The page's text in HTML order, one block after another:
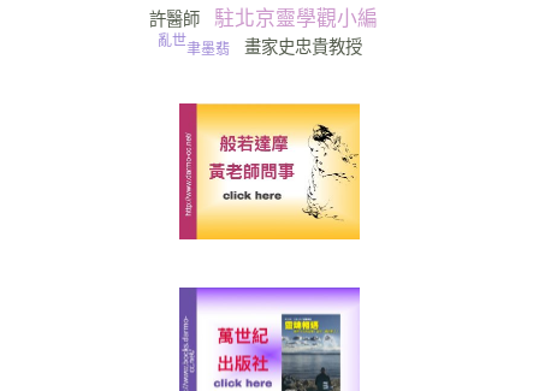
駐北京靈學觀小編
畫家史忠貴教授
許醫師
聿墨翡
亂世